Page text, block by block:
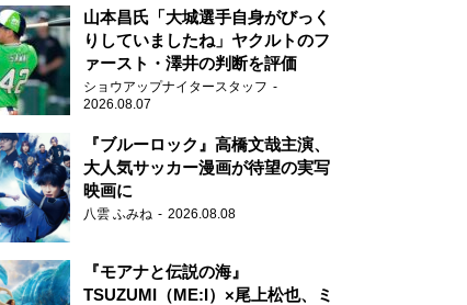
山本昌氏「大城選手自身がびっく
りしていましたね」ヤクルトのフ
ァースト・澤井の判断を評価
ショウアップナイタースタッフ
2026.08.07
『ブルーロック』高橋文哉主演、
大人気サッカー漫画が待望の実写
映画に
八雲 ふみね 2026.08.08
『モアナと伝説の海』
TSUZUMI（ME:I）×尾上松也、ミ